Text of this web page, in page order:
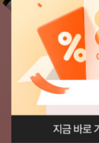
로그인페이지로